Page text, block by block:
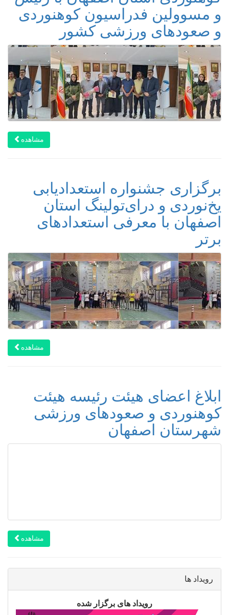
و مسوولین فدراسیون کوهنوردی
و صعودهای ورزشی کشور
مشاهده
برگزاری جشنواره استعدادیابی
یخ‌نوردی و درای‌تولینگ استان
اصفهان با معرفی استعدادهای
برتر
مشاهده
ابلاغ اعضای هیئت رئیسه هیئت
کوهنوردی و صعودهای ورزشی
شهرستان اصفهان
مشاهده
رویداد ها
رویداد های برگزار شده